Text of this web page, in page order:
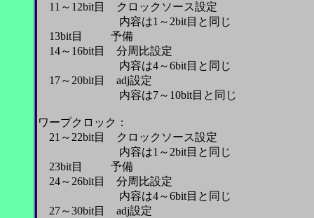
11～12bit目 クロックソース設定
内容は1～2bit目と同じ
13bit目 予備
14～16bit目 分周比設定
内容は4～6bit目と同じ
17～20bit目 adj設定
内容は7～10bit目と同じ
ワープクロック：
21～22bit目 クロックソース設定
内容は1～2bit目と同じ
23bit目 予備
24～26bit目 分周比設定
内容は4～6bit目と同じ
27～30bit目 adj設定